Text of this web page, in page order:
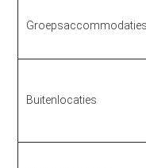
Groepsaccommodaties
Buitenlocaties